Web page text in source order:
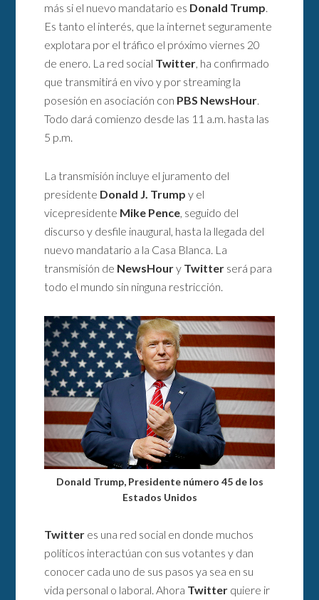
más si el nuevo mandatario es Donald Trump.
Es tanto el interés, que la internet seguramente
explotara por el tráfico el próximo viernes 20
de enero. La red social Twitter, ha confirmado
que transmitirá en vivo y por streaming la
posesión en asociación con PBS NewsHour.
Todo dará comienzo desde las 11 a.m. hasta las
5 p.m.
La transmisión incluye el juramento del
presidente Donald J. Trump y el
vicepresidente Mike Pence, seguido del
discurso y desfile inaugural, hasta la llegada del
nuevo mandatario a la Casa Blanca. La
transmisión de NewsHoury Twitter será para
todo el mundo sin ninguna restricción.
Donald Trump, Presidente número 45 de los
Estados Unidos
Twitter es una red social en donde muchos
políticos interactúan con sus votantes y dan
conocer cada uno de sus pasos ya sea en su
vida personal o laboral. Ahora Twitter quiere ir